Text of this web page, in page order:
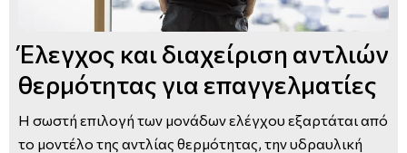
Έλεγχος και διαχείριση αντλιών
θερμότητας για επαγγελματίες
Η σωστή επιλογή των μονάδων ελέγχου εξαρτάται από
το μοντέλο της αντλίας θερμότητας, την υδραυλική